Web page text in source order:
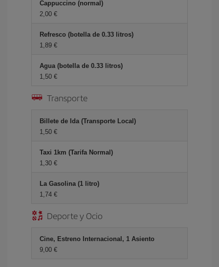
Cappuccino (normal)
2,00
Refresco (botella de 0.33 litros)
1,89
Agua (botella de 0.33 litros)
1,50
Transporte
Billete de Ida (Transporte Local)
1,50
Taxi 1km (Tarifa Normal)
1,30
La Gasolina (1 litro)
1,74
Deporte y Ocio
Cine, Estreno Internacional, 1 Asiento
9,00